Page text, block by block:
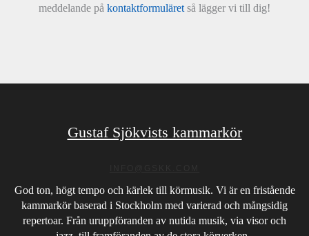
meddelande på kontaktformuläret så lägger vi till dig!
Gustaf Sjökvists kammarkör
God ton, högt tempo och kärlek till körmusik. Vi är en fristående
kammarkör baserad i Stockholm med varierad och mångsidig
repertoar. Från uruppföranden av nutida musik, via visor och